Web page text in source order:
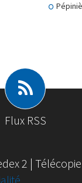
Flux RSS
2 |